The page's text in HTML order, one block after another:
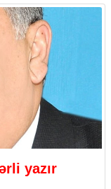
yazır